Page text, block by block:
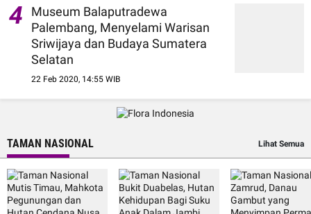
4
Museum Balaputradewa
Palembang, Menyelami Warisan
Sriwijaya dan Budaya Sumatera
Selatan
22 Feb 2020, 14:55 WIB
TAMAN NASIONAL Lihat Semua